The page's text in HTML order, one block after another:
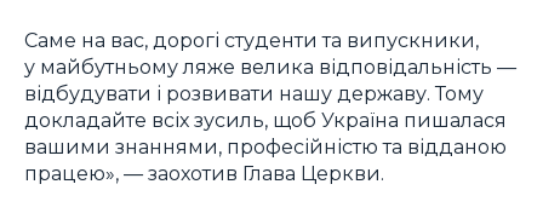
Саме на вас, дорогі студенти та випускники,
у майбутньому ляже велика відповідальність —
відбудувати і розвивати нашу державу. Тому
докладайте всіх зусиль, щоб Україна пишалася
вашими знаннями, професійністю та відданою
працею», — заохотив Глава Церкви.